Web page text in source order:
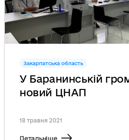
Закарпатська область
У Баранинській
новий ЦНАП
18 травня 2021
Детальніше